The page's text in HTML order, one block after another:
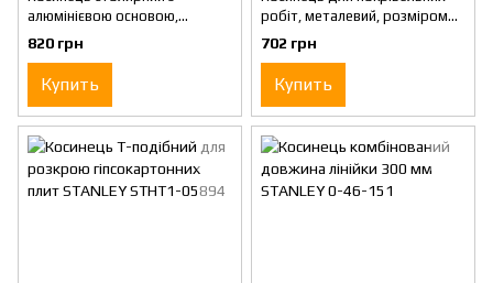
алюмінієвою основою,
розміром 200 х 400 мм
STANLEY 1-45-687
820 грн
Купить
робіт, металевий, розміром
600 х 400 мм STANLEY 1-45-
702 грн
Купить